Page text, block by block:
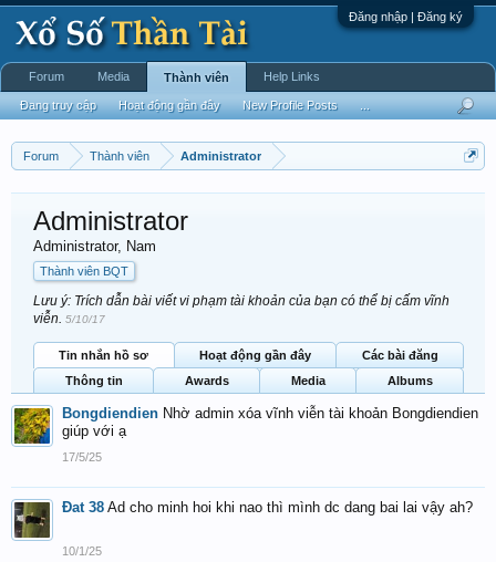
Đăng nhập | Đăng ký
Forum Thành viên Administrator
Administrator
Administrator, Nam
Thành viên BQT
Lưu ý: Trích dẫn bài viết vi phạm tài khoản của bạn có thể bị cấm vĩnh
viễn. 5/10/17
Tin nhắn hồ sơ Hoạt động gần đây
Các bài đăng
Thông tin
Awards Media Albums
Bongdiendien Nhờ admin xóa vĩnh viễn tài khoản Bongdiendien
giúp với ạ
17/5/25
Đat 38 Ad cho minh hoi khi nao thì mình dc dang bai lai vậy ah?
10/1/25
Forum Media Thành viên
Đang truy cập Hoạt động gần đây New Profile Posts
Help Links